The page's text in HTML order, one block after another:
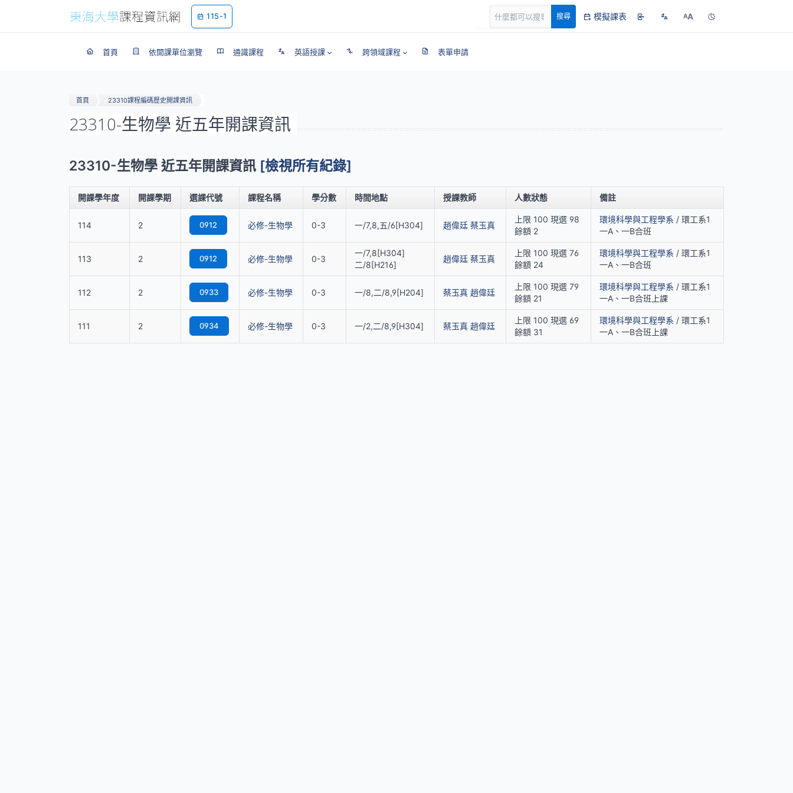
115-1 搜尋 模擬課表 AA
首頁 依開課單位瀏覽 通識課程 英語授課 跨領域課程 表單申請
首頁 23310課程編碼歷史開課資訊
23310-生物學 近五年開課資訊
23310-生物學 近五年開課資訊 [檢視所有紀錄]
開課學年度 開課學期 選課代號 課程名稱 學分數 時間地點 授課教師 人數狀態 備註
114 2 0912 必修-生物學 0-3 一/7,8,五/6[H304] 趙偉廷 蔡玉真
上限 100 現選 98
餘額 2
環境科學與工程學系 / 環工系1
一A、一B合班
113 2 0912 必修-生物學 0-3
一/7,8[H304]
二/8[H216]
趙偉廷 蔡玉真
上限 100 現選 76
餘額 24
環境科學與工程學系 / 環工系1
一A、一B合班
112 2 0933 必修-生物學 0-3 一/8,二/8,9[H204] 蔡玉真 趙偉廷
上限 100 現選 79
餘額 21
環境科學與工程學系 / 環工系1
一A、一B合班上課
111 2 0934 必修-生物學 0-3 一/2,二/8,9[H304] 蔡玉真 趙偉廷
上限 100 現選 69
餘額 31
環境科學與工程學系 / 環工系1
一A、一B合班上課